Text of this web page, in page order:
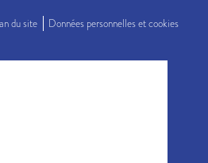
du site Données personnelles et cookies